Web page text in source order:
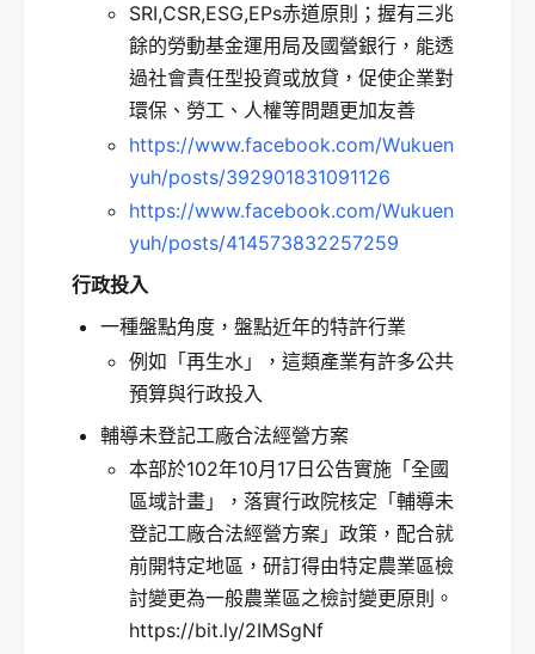
SRI,CSR,ESG,EPs赤道原則；握有三兆
餘的勞動基金運用局及國營銀行，能透
過社會責任型投資或放貸，促使企業對
環保、勞工、人權等問題更加友善
https://www.facebook.com/Wukuen
yuh/posts/392901831091126
https://www.facebook.com/Wukuen
yuh/posts/414573832257259
行政投入
一種盤點角度，盤點近年的特許行業
例如「再生水」，這類產業有許多公共
預算與行政投入
輔導未登記工廠合法經營方案
本部於102年10月17日公告實施「全國
區域計畫」，落實行政院核定「輔導未
登記工廠合法經營方案」政策，配合就
前開特定地區，研訂得由特定農業區檢
討變更為一般農業區之檢討變更原則。
https://bit.ly/2IMSgNf